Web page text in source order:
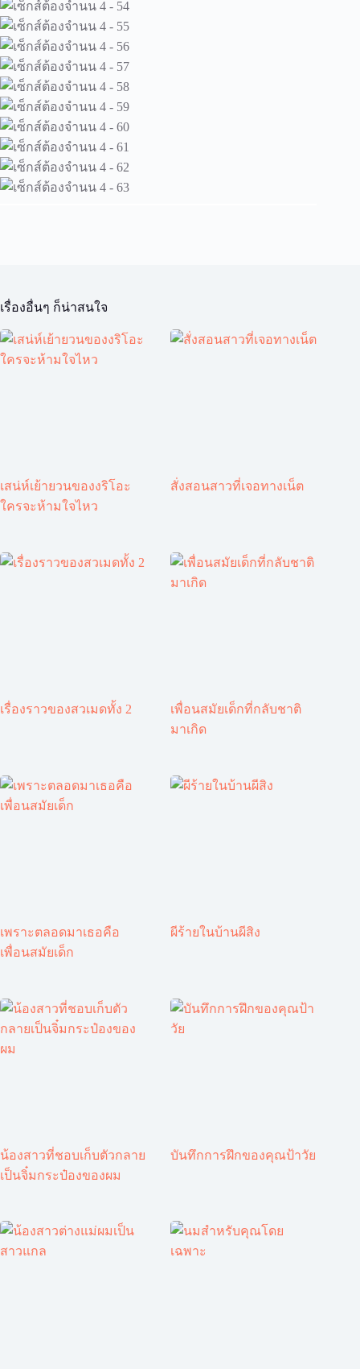
เรื่องอื่นๆ ก็น่าสนใจ
เสน่ห์เย้ายวนของงริโอะ
ใครจะห้ามใจไหว
สั่งสอนสาวที่เจอทางเน็ต
เรื่องราวของสวเมดทั้ง 2
เพื่อนสมัยเด็กที่กลับชาติ
มาเกิด
เพราะตลอดมาเธอคือ
เพื่อนสมัยเด็ก
ผีร้ายในบ้านผีสิง
น้องสาวที่ชอบเก็บตัวกลาย
เป็นจิ๋มกระป๋องของผม
บันทึกการฝึกของคุณป้าวัย